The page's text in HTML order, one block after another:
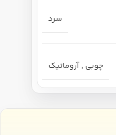
سرد
چوبی ,آروماتیک